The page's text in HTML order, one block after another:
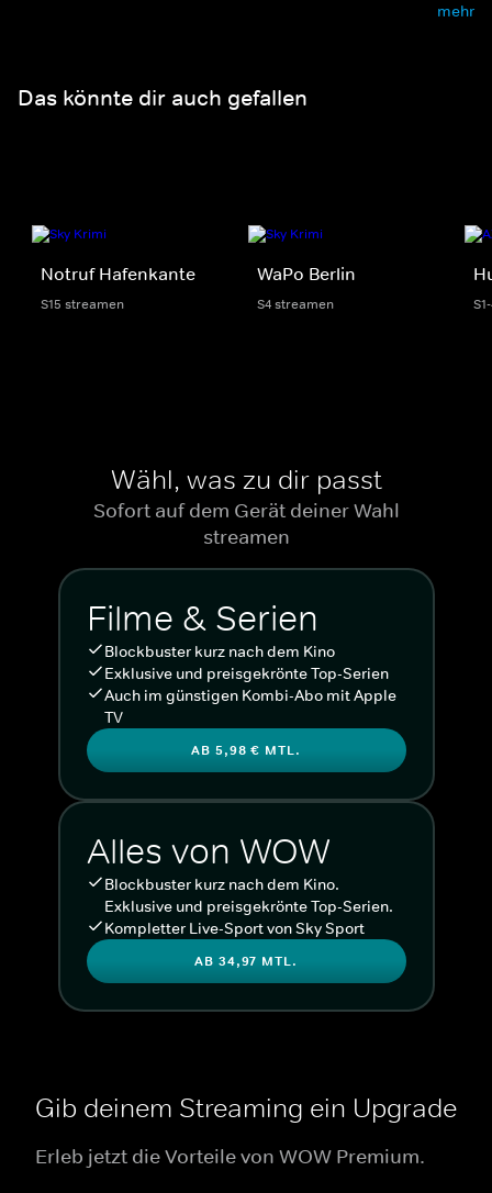
mehr
Das könnte dir auch gefallen
Notruf Hafenkante
S15 streamen
WaPo Berlin
S4 streamen
Wähl, was zu dir passt
Sofort auf dem Gerät deiner Wahl
streamen
Filme & Serien
Blockbuster kurz nach dem Kino
Exklusive und preisgekrönte Top-Serien
Auch im günstigen Kombi-Abo mit Apple
TV
AB 5,98 € MTL.
Alles von WOW
Blockbuster kurz nach dem Kino.
Exklusive und preisgekrönte Top-Serien.
Kompletter Live-Sport von Sky Sport
AB 34,97 MTL.
Gib deinem Streaming ein Upgrade
Erleb jetzt die Vorteile von WOW Premium.